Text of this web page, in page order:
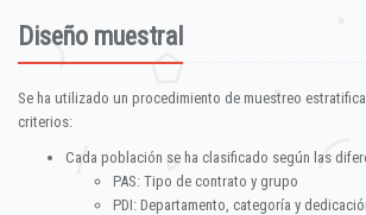
Diseño muestral
Se ha utilizado un procedimiento de muestreo
criterios:
Cada población se ha clasificado según las
PAS: Tipo de contrato y grupo
PDI: Departamento, categoría y